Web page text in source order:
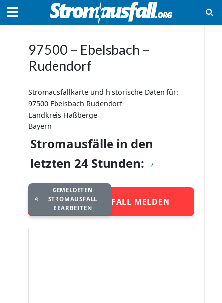
97500 – Ebelsbach –
Rudendorf
Stromausfallkarte und historische Daten für:
97500 Ebelsbach Rudendorf
Landkreis Haßberge
Bayern
Stromausfälle in den
letzten 24 Stunden:
STROMAUSFALL MELDEN
GEMELDETEN
STROMAUSFALL
BEARBEITEN